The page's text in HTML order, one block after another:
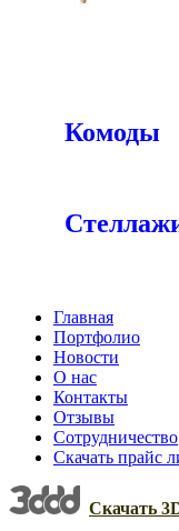
Комоды
Главная
Портфолио
Новости
О нас
Контакты
Отзывы
Сотрудничество
Скачать прайс
Скачать